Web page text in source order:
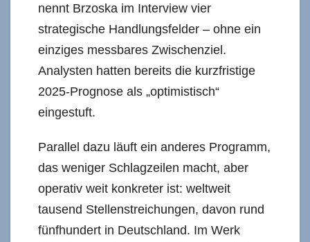
nennt Brzoska im Interview vier
strategische Handlungsfelder – ohne ein
einziges messbares Zwischenziel.
Analysten hatten bereits die kurzfristige
2025-Prognose als „optimistisch“
eingestuft.
Parallel dazu läuft ein anderes Programm,
das weniger Schlagzeilen macht, aber
operativ weit konkreter ist: weltweit
tausend Stellenstreichungen, davon rund
fünfhundert in Deutschland. Im Werk